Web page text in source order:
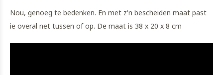
Nou, genoeg te bedenken. En met z'n bescheiden maat past
ie overal net tussen of op. De maat is 38 x 20 x 8 cm